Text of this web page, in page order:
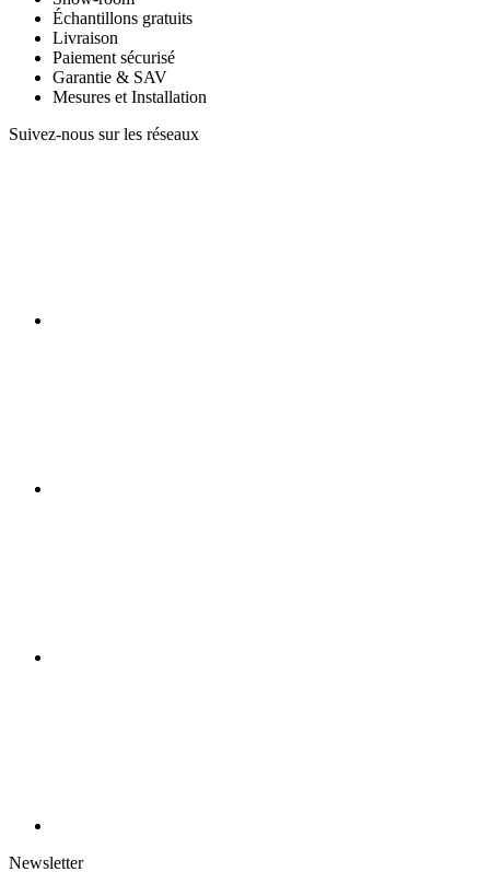
Échantillons gratuits
Livraison
Paiement sécurisé
Garantie & SAV
Mesures et Installation
Suivez-nous sur les réseaux
Newsletter